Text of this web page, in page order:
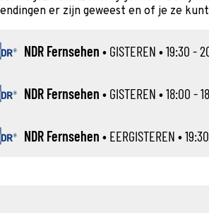
er zijn geweest en of je ze
NDR Fernsehen • GISTEREN • 19:30 -
NDR Fernsehen • GISTEREN • 18:00 -
NDR Fernsehen • EERGISTEREN •